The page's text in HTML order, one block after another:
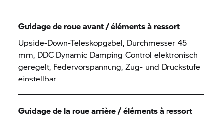
Guidage de roue avant / éléments à ressort
Upside-Down-Teleskopgabel, Durchmesser 45
mm, DDC Dynamic Damping Control elektronisch
geregelt, Federvorspannung, Zug- und Druckstufe
einstellbar
Guidage de la roue arrière / éléments à ressort